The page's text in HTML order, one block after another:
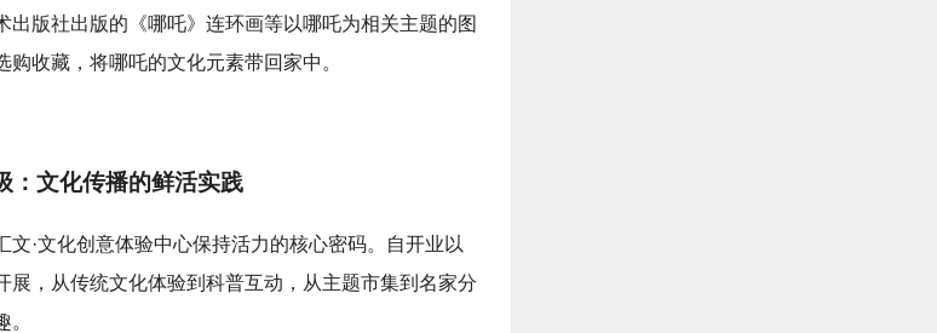
出版社出版的《哪吒》连环画等以哪吒为相关主题的图
购收藏，将哪吒的文化元素带回家中。
：文化传播的鲜活实践
文·文化创意体验中心保持活力的核心密码。自开业以
展，从传统文化体验到科普互动，从主题市集到名家分